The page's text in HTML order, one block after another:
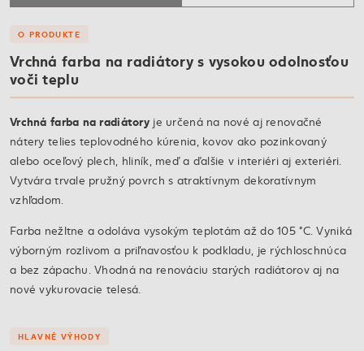
O PRODUKTE
Vrchná farba na radiátory s vysokou odolnosťou
voči teplu
Vrchná farba na radiátory je určená na nové aj renovačné
nátery telies teplovodného kúrenia, kovov ako pozinkovaný
alebo oceľový plech, hliník, meď a ďalšie v interiéri aj exteriéri.
Vytvára trvale pružný povrch s atraktívnym dekoratívnym
vzhľadom.
Farba nežltne a odoláva vysokým teplotám až do 105 °C. Vyniká
výborným rozlivom a priľnavosťou k podkladu, je rýchloschnúca
a bez zápachu. Vhodná na renováciu starých radiátorov aj na
nové vykurovacie telesá.
HLAVNÉ VÝHODY